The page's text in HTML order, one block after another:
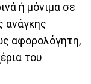
ή μόνιμα σε
ανάγκης
αφορολόγητη,
του